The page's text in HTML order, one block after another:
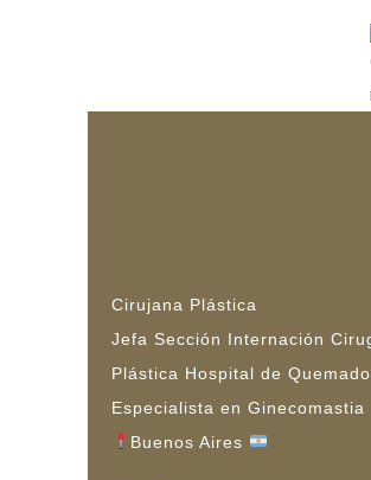
Cirujana Plástica
Jefa Sección Internación
Plástica Hospital de
Especialista en Ginecomastia
Buenos Aires